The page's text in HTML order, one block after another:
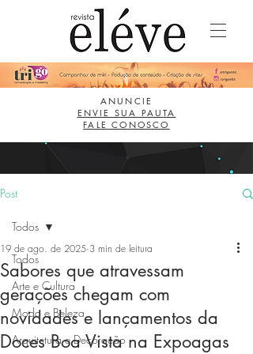
ANUNCIE
ENVIE SUA PAUTA
FALE CONOSCO
Post
Todos
Arte e Cultura
Moda e Beleza
Arquitetura e Decoração
Todos
Sabores que atravessam
gerações chegam com
novidades e lançamentos da
Doces Boa Vista na Expoagas
19 de ago. de 2025 3 min de leitura